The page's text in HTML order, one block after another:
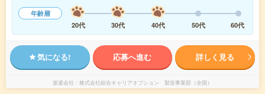
年齢層
20代
30代 40代 50代 60代
気になる! 応募へ進む 詳しく見る
派遣会社 株式会社綜合キャリアオプション 製造事業部（全国）